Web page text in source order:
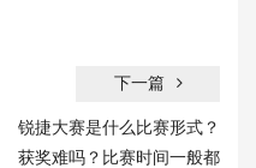
下一篇
锐捷大赛是什么比赛形式？
获奖难吗？比赛时间一般都